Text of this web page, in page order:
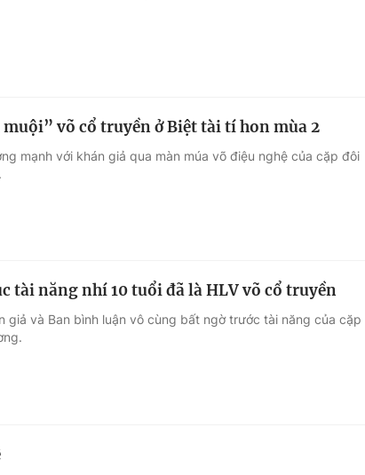
võ cổ truyền ở Biệt tài tí hon mùa 2
mạnh với khán giả qua màn múa võ điệu nghệ của cặp đôi
tài năng nhí 10 tuổi đã là HLV võ cổ truyền
giả và Ban bình luận vô cùng bất ngờ trước tài năng của cặp